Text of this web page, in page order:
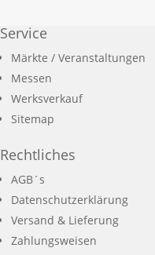
Service
Märkte / Veranstaltungen
Messen
Werksverkauf
Sitemap
Rechtliches
AGB´s
Datenschutzerklärung
Versand & Lieferung
Zahlungsweisen